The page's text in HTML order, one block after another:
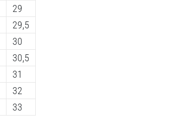
29
29,5
30
30,5
31
32
33